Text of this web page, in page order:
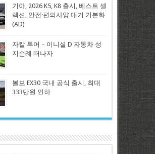
기아, 2026 K5, K8 출시, 베스트 셀
렉션, 안전·편의사양 대거 기본화
(AD)
자칼 투어 – 이니셜 D 자동차 성
지순례 떠나자
볼보 EX30 국내 공식 출시, 최대
333만원 인하